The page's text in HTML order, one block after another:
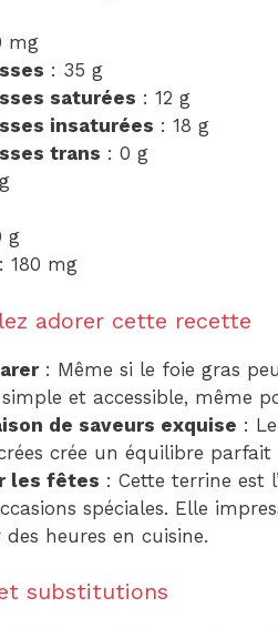
mg
: 35 g
saturées : 12 g
insaturées : 18 g
trans : 0 g
g
: 180 mg
adorer cette recette
: Même si le foie gras
et accessible, même
de saveurs exquise :
crée un équilibre
les fêtes : Cette terrine est
spéciales. Elle
des heures en cuisine.
substitutions